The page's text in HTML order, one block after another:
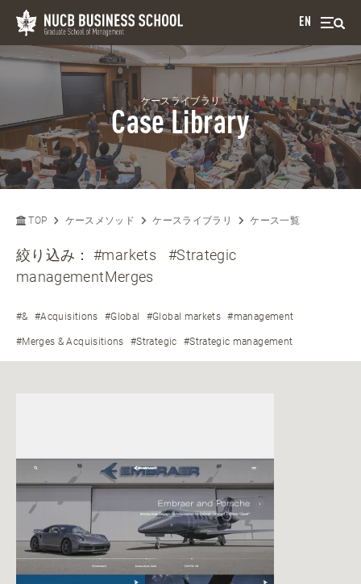
EN
ケースライブラリ
Case Library
TOP ケースメソッド ケースライブラリ ケース一覧
絞り込み：#markets
#Strategic
managementMerges
#& #Acquisitions #Global #Global markets #management
#Merges & Acquisitions #Strategic #Strategic management